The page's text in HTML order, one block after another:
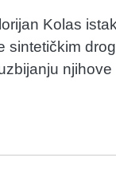
Kolas
sintetičkim